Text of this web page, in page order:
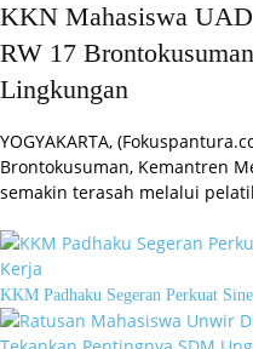
KKN Mahasiswa
RW 17
Lingkungan
YOGYAKARTA,
Brontokusuman, Kemantren
semakin terasah melalui
KKM Padhaku Segeran Perkuat